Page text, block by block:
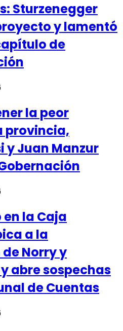
Sturzenegger
y lamentó
de
la peor
provincia,
y Juan Manzur
en la Caja
a la
Norry y
abre sospechas
de Cuentas